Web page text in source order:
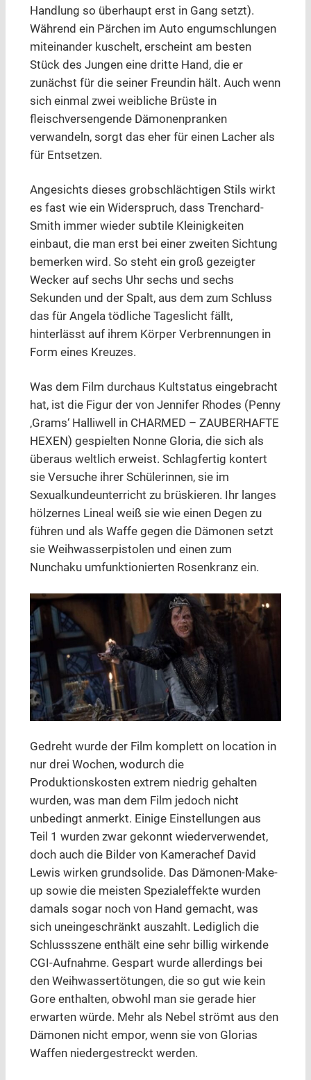
Handlung so überhaupt erst in Gang setzt).
Während ein Pärchen im Auto engumschlungen
miteinander kuschelt, erscheint am besten
Stück des Jungen eine dritte Hand, die er
zunächst für die seiner Freundin hält. Auch wenn
sich einmal zwei weibliche Brüste in
fleischversengende Dämonenpranken
verwandeln, sorgt das eher für einen Lacher als
für Entsetzen.
Angesichts dieses grobschlächtigen Stils wirkt
es fast wie ein Widerspruch, dass Trenchard-
Smith immer wieder subtile Kleinigkeiten
einbaut, die man erst bei einer zweiten Sichtung
bemerken wird. So steht ein groß gezeigter
Wecker auf sechs Uhr sechs und sechs
Sekunden und der Spalt, aus dem zum Schluss
das für Angela tödliche Tageslicht fällt,
hinterlässt auf ihrem Körper Verbrennungen in
Form eines Kreuzes.
Was dem Film durchaus Kultstatus eingebracht
hat, ist die Figur der von Jennifer Rhodes (Penny
‚Grams‘ Halliwell in CHARMED – ZAUBERHAFTE
HEXEN) gespielten Nonne Gloria, die sich als
überaus weltlich erweist. Schlagfertig kontert
sie Versuche ihrer Schülerinnen, sie im
Sexualkundeunterricht zu brüskieren. Ihr langes
hölzernes Lineal weiß sie wie einen Degen zu
führen und als Waffe gegen die Dämonen setzt
sie Weihwasserpistolen und einen zum
Nunchaku umfunktionierten Rosenkranz ein.
Gedreht wurde der Film komplett on location in
nur drei Wochen, wodurch die
Produktionskosten extrem niedrig gehalten
wurden, was man dem Film jedoch nicht
unbedingt anmerkt. Einige Einstellungen aus
Teil 1 wurden zwar gekonnt wiederverwendet,
doch auch die Bilder von Kamerachef David
Lewis wirken grundsolide. Das Dämonen-Make-
up sowie die meisten Spezialeffekte wurden
damals sogar noch von Hand gemacht, was
sich uneingeschränkt auszahlt. Lediglich die
Schlussszene enthält eine sehr billig wirkende
CGI-Aufnahme. Gespart wurde allerdings bei
den Weihwassertötungen, die so gut wie kein
Gore enthalten, obwohl man sie gerade hier
erwarten würde. Mehr als Nebel strömt aus den
Dämonen nicht empor, wenn sie von Glorias
Waffen niedergestreckt werden.